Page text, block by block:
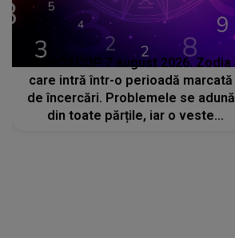
HOROSCOP 7 august 2026. Zodia
care intră într-o perioadă marcată
de încercări. Problemele se adună
din toate părțile, iar o veste